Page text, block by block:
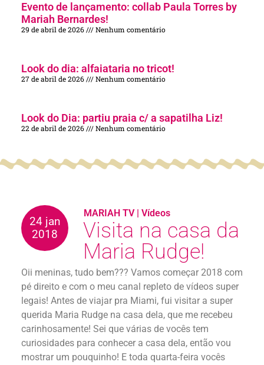
Evento de lançamento: collab Paula Torres by
Mariah Bernardes!
29 de abril de 2026 Nenhum comentário
Look do dia: alfaiataria no tricot!
27 de abril de 2026 Nenhum comentário
Look do Dia: partiu praia c/ a sapatilha Liz!
22 de abril de 2026 Nenhum comentário
24 jan
2018
MARIAH TV| Vídeos
Visita na casa da
Maria Rudge!
Oii meninas, tudo bem??? Vamos começar 2018 com
pé direito e com o meu canal repleto de vídeos super
legais! Antes de viajar pra Miami, fui visitar a super
querida Maria Rudge na casa dela, que me recebeu
carinhosamente! Sei que várias de vocês tem
curiosidades para conhecer a casa dela, então vou
mostrar um pouquinho! E toda quarta-feira vocês